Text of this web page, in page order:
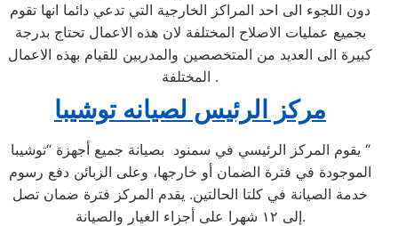
دون اللجوء الى احد المراكز الخارجية التي تدعي دائما انها تقوم
بجميع عمليات الاصلاح المختلفة لان هذه الاعمال تحتاج بدرجة
كبيرة الى العديد من المتخصصين والمدربين للقيام بهذه الاعمال
المختلفة .
مركز الرئيس لصيانه توشيبا
يقوم المركز الرئيسي في سمنود بصيانة جميع أجهزة “توشيبا “
الموجودة في فترة الضمان أو خارجها، وعلى الزبائن دفع رسوم
خدمة الصيانة في كلتا الحالتين. يقدم المركز فترة ضمان تصل
إلى ١٢ شهرا على أجزاء الغيار والصيانة.